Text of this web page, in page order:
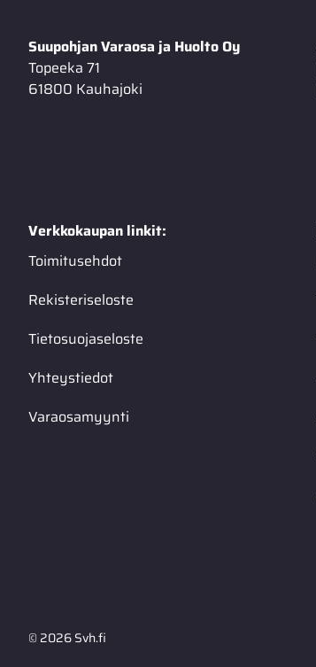
Suupohjan Varaosa ja Huolto Oy
Topeeka 71
61800 Kauhajoki
Verkkokaupan linkit:
Toimitusehdot
Rekisteriseloste
Tietosuojaseloste
Yhteystiedot
Varaosamyynti
© 2026 Svh.fi